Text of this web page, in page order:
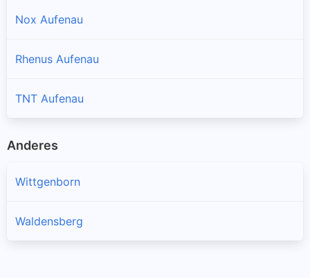
Nox Aufenau
Rhenus Aufenau
TNT Aufenau
Anderes
Wittgenborn
Waldensberg